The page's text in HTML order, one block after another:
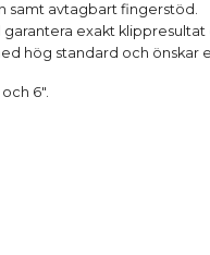
samt avtagbart fingerstöd.
exakt klippresultat
hög standard och önskar
6".